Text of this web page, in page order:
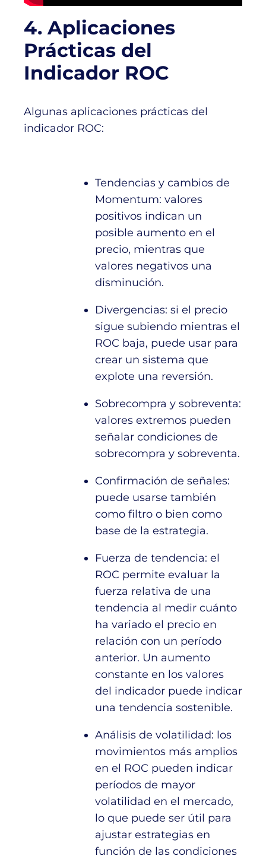
4. Aplicaciones
Prácticas del
Indicador ROC
Algunas aplicaciones prácticas del
indicador ROC:
Tendencias y cambios de
Momentum: valores
positivos indican un
posible aumento en el
precio, mientras que
valores negativos una
disminución.
Divergencias: si el precio
sigue subiendo mientras el
ROC baja, puede usar para
crear un sistema que
explote una reversión.
Sobrecompra y sobreventa:
valores extremos pueden
señalar condiciones de
sobrecompra y sobreventa.
Confirmación de señales:
puede usarse también
como filtro o bien como
base de la estrategia.
Fuerza de tendencia: el
ROC permite evaluar la
fuerza relativa de una
tendencia al medir cuánto
ha variado el precio en
relación con un período
anterior. Un aumento
constante en los valores
del indicador puede indicar
una tendencia sostenible.
Análisis de volatilidad: los
movimientos más amplios
en el ROC pueden indicar
períodos de mayor
volatilidad en el mercado,
lo que puede ser útil para
ajustar estrategias en
función de las condiciones